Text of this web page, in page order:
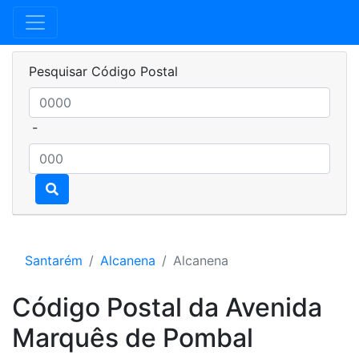
Pesquisar Código Postal
-
Santarém Alcanena Alcanena
Código Postal da Avenida
Marquês de Pombal